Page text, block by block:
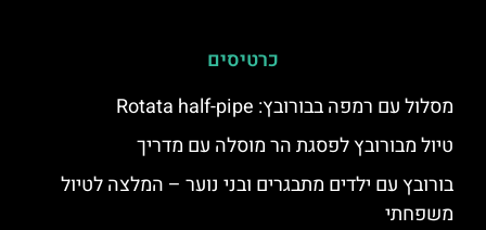
כרטיסים
מסלול עם רמפה בבורובץ: Rotata half-pipe
טיול מבורובץ לפסגת הר מוסלה עם מדריך
בורובץ עם ילדים מתבגרים ובני נוער – המלצה לטיול
משפחתי